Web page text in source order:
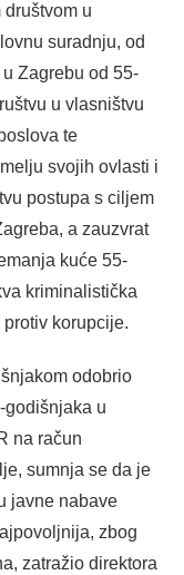
u
suradnju, od
Zagrebu od 55-
u vlasništvu
te
svojih ovlasti i
postupa s ciljem
a zauzvrat
kuće 55-
kriminalistička
korupcije.
odobrio
godišnjaka u
na račun
sumnja se da je
javne nabave
zbog
zatražio direktora